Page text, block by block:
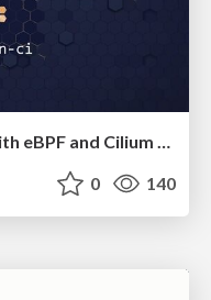
Detecting Compromised CI with eBPF and Cilium Tetragon
0 140